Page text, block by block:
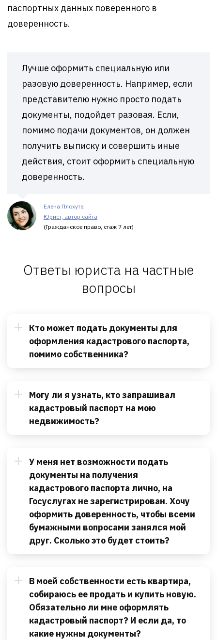
паспортных данных поверенного в
доверенность.
Лучше оформить специальную или
разовую доверенность. Например, если
представителю нужно просто подать
документы, подойдет разовая. Если,
помимо подачи документов, он должен
получить выписку и совершить иные
действия, стоит оформить специальную
доверенность.
Елена Плохута
Юрист, автор сайта
(Гражданское право, стаж 7 лет)
Ответы юриста на частные
вопросы
Кто может подать документы для
оформления кадастрового паспорта,
помимо собственника?
Могу ли я узнать, кто запрашивал
кадастровый паспорт на мою
недвижимость?
У меня нет возможности подать
документы на получения
кадастрового паспорта лично, на
Госуслугах не зарегистрирован. Хочу
оформить доверенность, чтобы всеми
бумажными вопросами занялся мой
друг. Сколько это будет стоить?
В моей собственности есть квартира,
собираюсь ее продать и купить новую.
Обязательно ли мне оформлять
кадастровый паспорт? И если да, то
какие нужны документы?